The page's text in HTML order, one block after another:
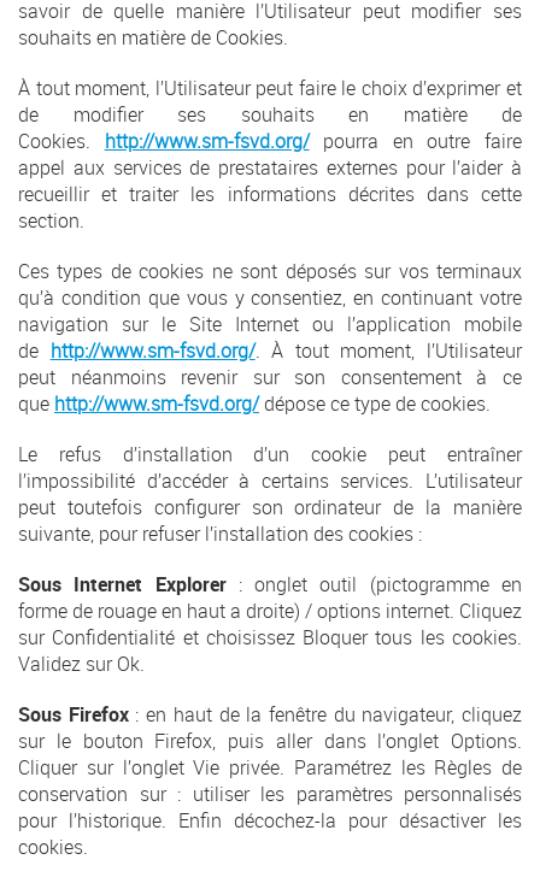
savoir de quelle manière l’Utilisateur peut modifier ses
souhaits en matière de Cookies.
À tout moment, l’Utilisateur peut faire le choix d’exprimer et
de modifier ses souhaits en matière de
Cookies. http://www.sm-fsvd.org/pourra en outre faire
appel aux services de prestataires externes pour l’aider à
recueillir et traiter les informations décrites dans cette
section.
Ces types de cookies ne sont déposés sur vos terminaux
qu’à condition que vous y consentiez, en continuant votre
navigation sur le Site Internet ou l’application mobile
de http://www.sm-fsvd.org/. À tout moment, l’Utilisateur
peut néanmoins revenir sur son consentement à ce
que http://www.sm-fsvd.org/dépose ce type de cookies.
Le refus d’installation d’un cookie peut entraîner
l’impossibilité d’accéder à certains services. L’utilisateur
peut toutefois configurer son ordinateur de la manière
suivante, pour refuser l’installation des cookies :
Sous Internet Explorer: onglet outil (pictogramme en
forme de rouage en haut a droite) / options internet. Cliquez
sur Confidentialité et choisissez Bloquer tous les cookies.
Validez sur Ok.
Sous Firefox: en haut de la fenêtre du navigateur, cliquez
sur le bouton Firefox, puis aller dans l’onglet Options.
Cliquer sur l’onglet Vie privée. Paramétrez les Règles de
conservation sur : utiliser les paramètres personnalisés
pour l’historique. Enfin décochez-la pour désactiver les
cookies.